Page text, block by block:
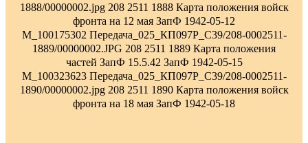
1888/00000002.jpg 208 2511 1888 Карта положения войск
фронта на 12 мая ЗапФ 1942-05-12
M_100175302 Передача_025_КП097Р_С39/208-0002511-
1889/00000002.JPG 208 2511 1889 Карта положения
частей ЗапФ 15.5.42 ЗапФ 1942-05-15
M_100323623 Передача_025_КП097Р_С39/208-0002511-
1890/00000002.jpg 208 2511 1890 Карта положения войск
фронта на 18 мая ЗапФ 1942-05-18